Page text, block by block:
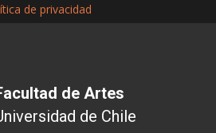
de privacidad
de Artes
de Chile